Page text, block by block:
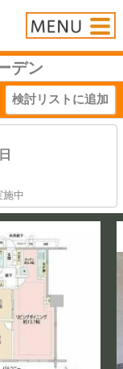
デン
検討リストに追加
施中